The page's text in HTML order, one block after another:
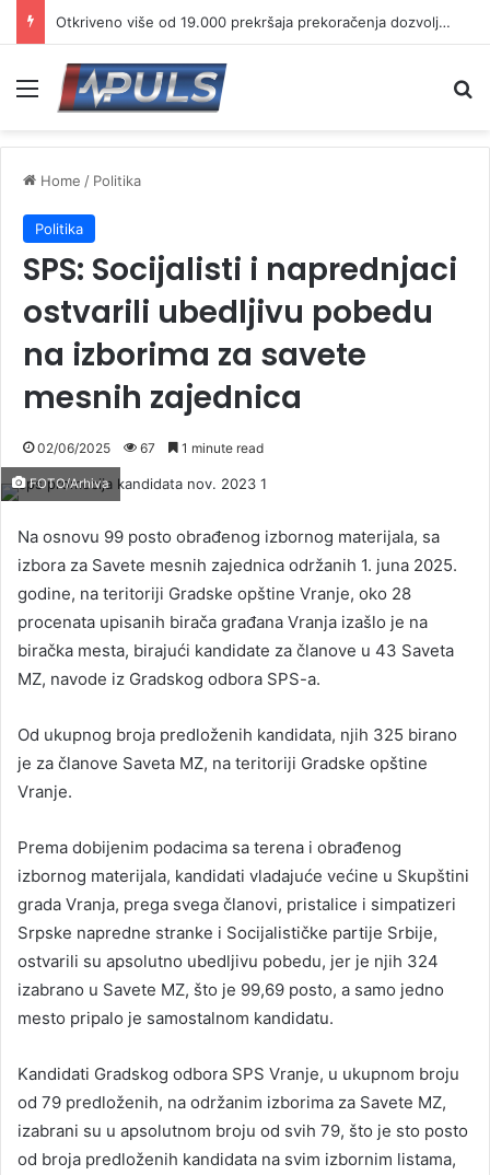
Otkriveno više od 19.000 prekršaja prekoračenja dozvoljene brzine
Menu
Home / Politika
Politika
SPS: Socijalisti i naprednjaci
ostvarili ubedljivu pobedu
na izborima za savete
mesnih zajednica
02/06/2025 67 1 minute read
FOTO/Arhiva
Na osnovu 99 posto obrađenog izbornog materijala, sa
izbora za Savete mesnih zajednica održanih 1. juna 2025.
godine, na teritoriji Gradske opštine Vranje, oko 28
procenata upisanih birača građana Vranja izašlo je na
biračka mesta, birajući kandidate za članove u 43 Saveta
MZ, navode iz Gradskog odbora SPS-a.
Od ukupnog broja predloženih kandidata, njih 325 birano
je za članove Saveta MZ, na teritoriji Gradske opštine
Vranje.
Prema dobijenim podacima sa terena i obrađenog
izbornog materijala, kandidati vladajuće većine u Skupštini
grada Vranja, prega svega članovi, pristalice i simpatizeri
Srpske napredne stranke i Socijalističke partije Srbije,
ostvarili su apsolutno ubedljivu pobedu, jer je njih 324
izabrano u Savete MZ, što je 99,69 posto, a samo jedno
mesto pripalo je samostalnom kandidatu.
Kandidati Gradskog odbora SPS Vranje, u ukupnom broju
od 79 predloženih, na održanim izborima za Savete MZ,
izabrani su u apsolutnom broju od svih 79, što je sto posto
od broja predloženih kandidata na svim izbornim listama,